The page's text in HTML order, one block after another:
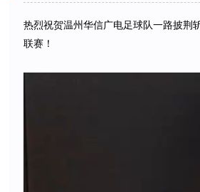
热烈祝贺温州华信广电足球队一路披荆
联赛！